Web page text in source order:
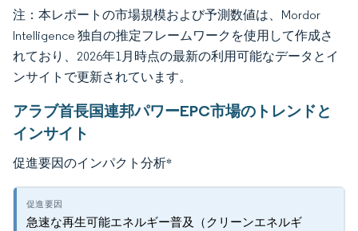
注：本レポートの市場規模および予測数値は、Mordor
Intelligence 独自の推定フレームワークを使用して作成さ
れており、2026年1月時点の最新の利用可能なデータとイ
ンサイトで更新されています。
アラブ首長国連邦パワーEPC市場のトレンドと
インサイト
促進要因のインパクト分析*
急速な再生可能エネルギー普及（クリーンエネルギ